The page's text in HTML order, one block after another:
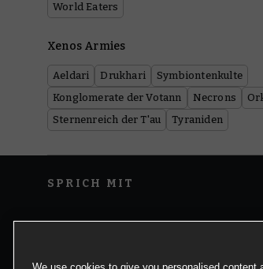
World Eaters
Xenos Armies
Aeldari Drukhari
Symbiontenkulte
Konglomerate der Votann
Necrons
Sternenreich der T'au
Tyraniden
SPRICH MIT